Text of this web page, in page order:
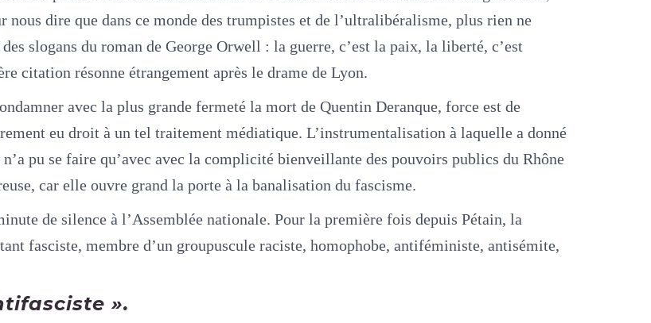
nous dire que dans ce monde des trumpistes et de l’ultralibéralisme, plus rien ne
slogans du roman de George Orwell : la guerre, c’est la paix, la liberté, c’est
citation résonne étrangement après le drame de Lyon.
avec la plus grande fermeté la mort de Quentin Deranque, force est de
eu droit à un tel traitement médiatique. L’instrumentalisation à laquelle a donné
pu se faire qu’avec avec la complicité bienveillante des pouvoirs publics du Rhône
car elle ouvre grand la porte à la banalisation du fascisme.
de silence à l’Assemblée nationale. Pour la première fois depuis Pétain, la
fasciste, membre d’un groupuscule raciste, homophobe, antiféministe, antisémite,
».